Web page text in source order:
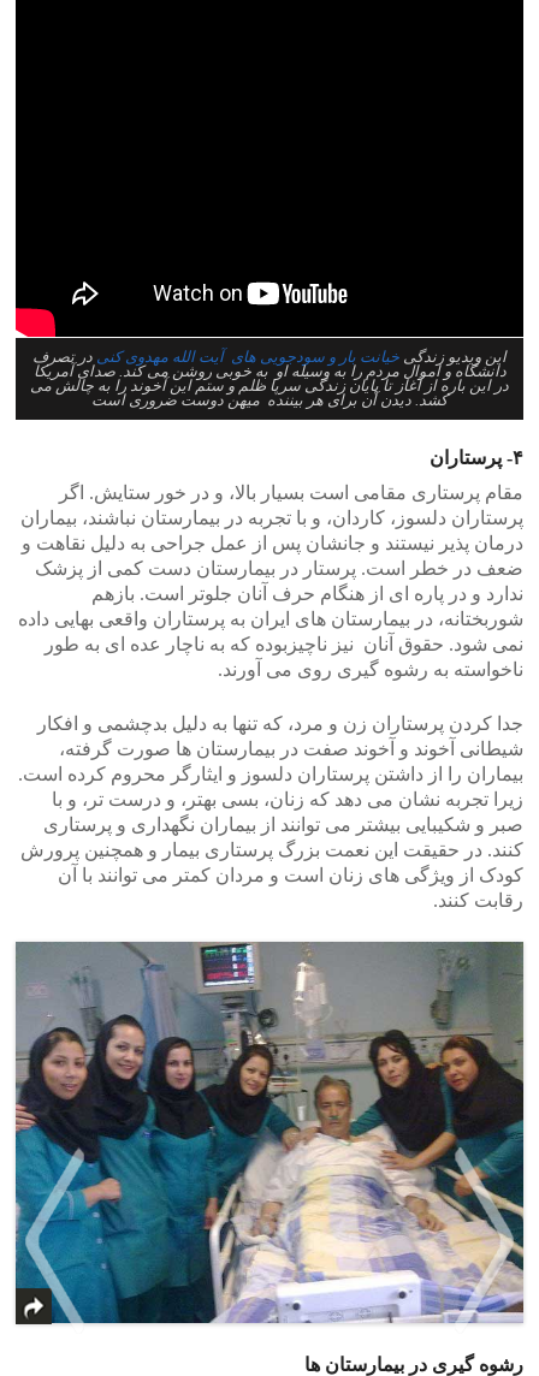
این ویدیو زندگی خیانت بار و سودجویی های آیت الله مهدوی کنی در تصرف
دانشگاه و اموال مردم را به وسیله او به خوبی روشن می کند. صدای آمریکا
در این باره از آغاز تا پایان زندگی سرپا ظلم و ستم این آخوند را به چالش می
کشد. دیدن آن برای هر بیننده میهن دوست ضروری است
۴- پرستاران
مقام پرستاری مقامی است بسیار بالا، و در خور ستایش. اگر
پرستاران دلسوز، کاردان، و با تجربه در بیمارستان نباشند، بیماران
درمان پذیر نیستند و جانشان پس از عمل جراحی به دلیل نقاهت و
ضعف در خطر است. پرستار در بیمارستان دست کمی از پزشک
ندارد و در پاره ای از هنگام حرف آنان جلوتر است. بازهم
شوربختانه، در بیمارستان های ایران به پرستاران واقعی بهایی داده
نمی شود. حقوق آنان نیز ناچیزبوده که به ناچار عده ای به طور
ناخواسته به رشوه گیری روی می آورند.
جدا کردن پرستاران زن و مرد، که تنها به دلیل بدچشمی و افکار
شیطانی آخوند و آخوند صفت در بیمارستان ها صورت گرفته،
بیماران را از داشتن پرستاران دلسوز و ایثارگر محروم کرده است.
زیرا تجربه نشان می دهد که زنان، بسی بهتر، و درست تر، و با
صبر و شکیبایی بیشتر می توانند از بیماران نگهداری و پرستاری
کنند. در حقیقت این نعمت بزرگ پرستاری بیمار و همچنین پرورش
کودک از ویژگی های زنان است و مردان کمتر می توانند با آن
رقابت کنند.
رشوه گیری در بیمارستان ها